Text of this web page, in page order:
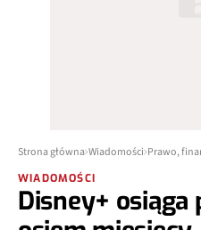
Strona główna Wiadomości Prawo,
WIADOMOŚCI
Disney+